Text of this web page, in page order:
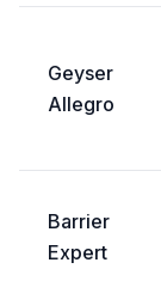
Geyser
Allegro
Barrier
Expert